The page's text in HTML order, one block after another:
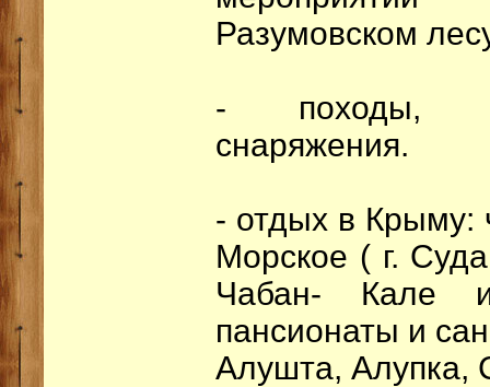
Разумовском
- походы,
снаряжения.
- отдых в Крыму:
Морское ( г.
Чабан- Кале
пансионаты и
Алушта, Алупка,